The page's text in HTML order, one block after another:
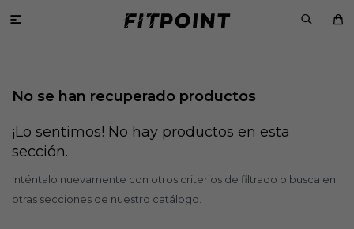

No se han recuperado productos
¡Lo sentimos! No hay productos en esta
sección.
Inténtalo nuevamente con otros criterios de filtrado o busca en
otras secciones de nuestro catálogo.